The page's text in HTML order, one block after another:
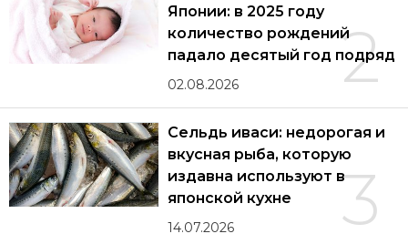
2
Японии: в 2025 году
количество рождений
падало десятый год подряд
02.08.2026
3
Сельдь иваси: недорогая и
вкусная рыба, которую
издавна используют в
японской кухне
14.07.2026